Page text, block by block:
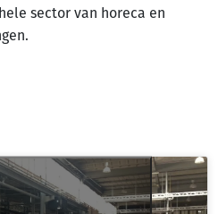
sector van horeca en